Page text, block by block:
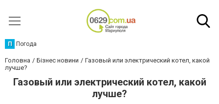
П Погода
Головна Бізнес новини
Газовый или электрический котел, какой
лучше?
Газовый или электрический котел, какой
лучше?